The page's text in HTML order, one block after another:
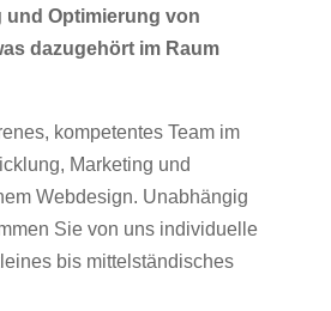
und Optimierung von
dazugehört im Raum
kompetentes Team im
Marketing und
Webdesign. Unabhängig
Sie von uns individuelle
bis mittelständisches